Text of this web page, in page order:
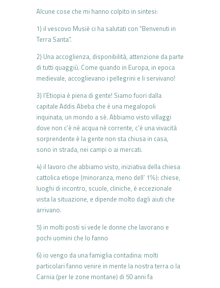
Alcune cose che mi hanno colpito in sintesi:
1) il vescovo Musiè ci ha salutati con “Benvenuti in
Terra Santa”.
2) Una accoglienza, disponibilità, attenzione da parte
di tutti quaggiù. Come quando in Europa, in epoca
medievale, accoglievano i pellegrini e li servivano!
3) l’Etiopia è piena di gente! Siamo fuori dalla
capitale Addis Abeba che è una megalopoli
inquinata, un mondo a sè. Abbiamo visto villaggi
dove non c’è né acqua nè corrente, c’è una vivacità
sorprendente è la gente non sta chiusa in casa,
sono in strada, nei campi o ai mercati.
4) il lavoro che abbiamo visto, iniziativa della chiesa
cattolica etiope (minoranza, meno dell’ 1℅): chiese,
luoghi di incontro, scuole, cliniche, è eccezionale
vista la situazione, e dipende molto dagli aiuti che
arrivano.
5) in molti posti si vede le donne che lavorano e
pochi uomini che lo fanno
6) io vengo da una famiglia contadina: molti
particolari fanno venire in mente la nostra terra o la
Carnia (per le zone montane) di 50 anni fa